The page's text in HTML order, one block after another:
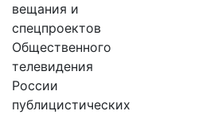
вещания и
спецпроектов
Общественного
телевидения
России
публицистических